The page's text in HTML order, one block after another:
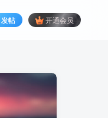
发帖 开通会员